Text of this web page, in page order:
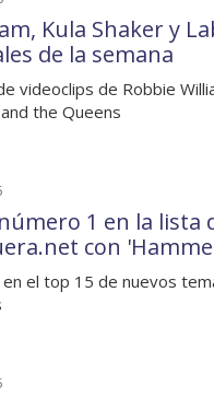
Kula Shaker y
de la semana
videoclips de Robbie
the Queens
1 en la lista
con
el top 15 de nuevos